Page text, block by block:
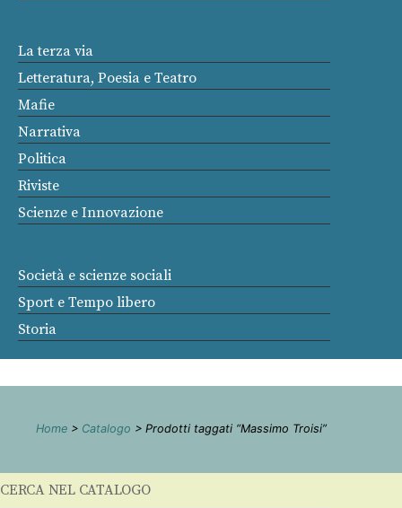
La terza via
Letteratura, Poesia e Teatro
Mafie
Narrativa
Politica
Riviste
Scienze e Innovazione
Società e scienze sociali
Sport e Tempo libero
Storia
Home > Catalogo > Prodotti taggati “Massimo Troisi”
CERCA NEL CATALOGO